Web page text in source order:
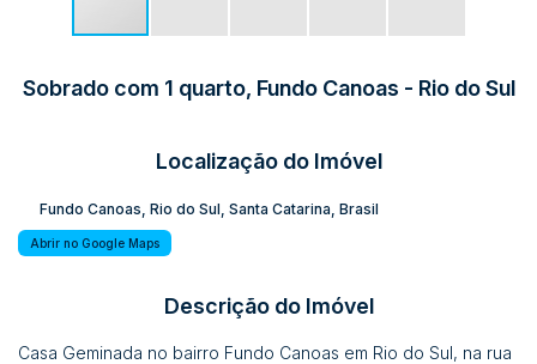
Sobrado com 1 quarto, Fundo Canoas - Rio do Sul
Localização do Imóvel
Fundo Canoas Rio do Sul Santa Catarina Brasil
Abrir no Google Maps
Descrição do Imóvel
Casa Geminada no bairro Fundo Canoas em Rio do Sul, na rua